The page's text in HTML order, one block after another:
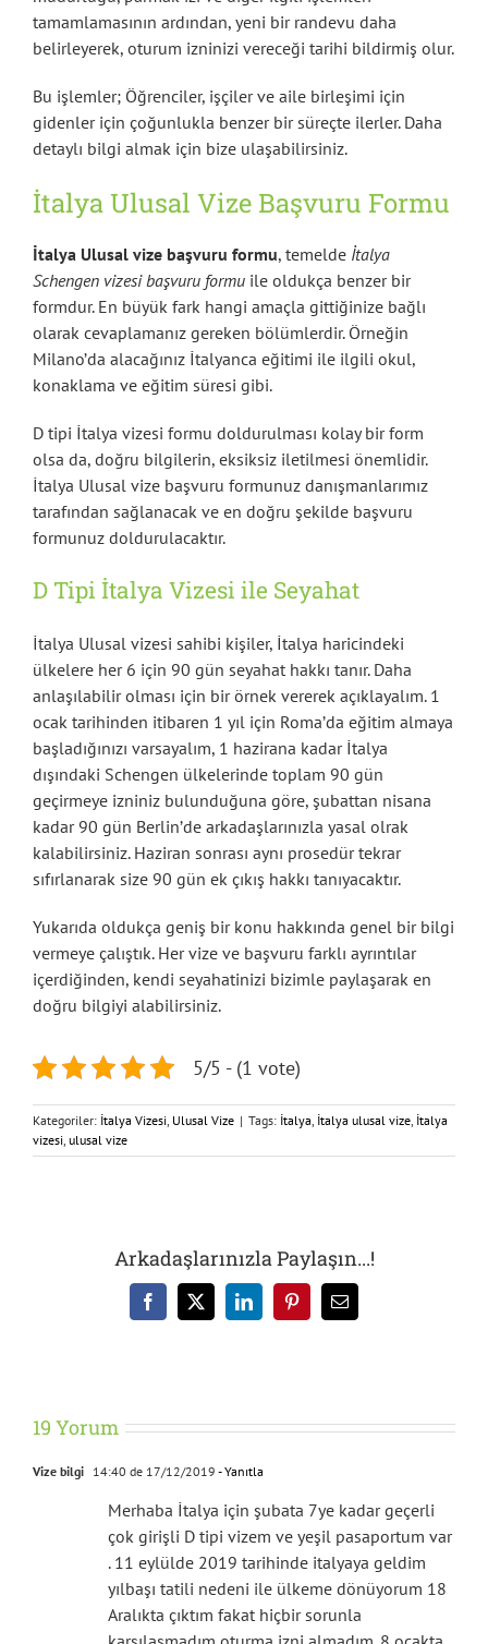
tamamlamasının ardından, yeni bir randevu daha
belirleyerek, oturum izninizi vereceği tarihi bildirmiş olur.
Bu işlemler; Öğrenciler, işçiler ve aile birleşimi için
gidenler için çoğunlukla benzer bir süreçte ilerler. Daha
detaylı bilgi almak için bize ulaşabilirsiniz.
İtalya Ulusal Vize Başvuru Formu
İtalya Ulusal vize başvuru formu, temelde İtalya
Schengen vizesi başvuru formu ile oldukça benzer bir
formdur. En büyük fark hangi amaçla gittiğinize bağlı
olarak cevaplamanız gereken bölümlerdir. Örneğin
Milano’da alacağınız İtalyanca eğitimi ile ilgili okul,
konaklama ve eğitim süresi gibi.
D tipi İtalya vizesi formu doldurulması kolay bir form
olsa da, doğru bilgilerin, eksiksiz iletilmesi önemlidir.
İtalya Ulusal vize başvuru formunuz danışmanlarımız
tarafından sağlanacak ve en doğru şekilde başvuru
formunuz doldurulacaktır.
D Tipi İtalya Vizesi ile Seyahat
İtalya Ulusal vizesi sahibi kişiler, İtalya haricindeki
ülkelere her 6 için 90 gün seyahat hakkı tanır. Daha
anlaşılabilir olması için bir örnek vererek açıklayalım. 1
ocak tarihinden itibaren 1 yıl için Roma’da eğitim almaya
başladığınızı varsayalım, 1 hazirana kadar İtalya
dışındaki Schengen ülkelerinde toplam 90 gün
geçirmeye izniniz bulunduğuna göre, şubattan nisana
kadar 90 gün Berlin’de arkadaşlarınızla yasal olrak
kalabilirsiniz. Haziran sonrası aynı prosedür tekrar
sıfırlanarak size 90 gün ek çıkış hakkı tanıyacaktır.
Yukarıda oldukça geniş bir konu hakkında genel bir bilgi
vermeye çalıştık. Her vize ve başvuru farklı ayrıntılar
içerdiğinden, kendi seyahatinizi bizimle paylaşarak en
doğru bilgiyi alabilirsiniz.
5/5 - (1 vote)
Kategoriler: İtalya Vizesi Ulusal Vize | Tags: İtalya İtalya ulusal vize İtalya
vizesi ulusal vize
Arkadaşlarınızla Paylaşın...!
Facebook
X LinkedInPinterest
E-
posta
19 Yorum
Vize bilgi 14:40 de 17/12/2019 - Yanıtla
Merhaba İtalya için şubata 7ye kadar geçerli
çok girişli D tipi vizem ve yeşil pasaportum var
. 11 eylülde 2019 tarihinde italyaya geldim
yılbaşı tatili nedeni ile ülkeme dönüyorum 18
Aralıkta çıktım fakat hiçbir sorunla